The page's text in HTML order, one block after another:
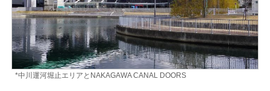
*中川運河堀止エリアとNAKAGAWA CANAL DOORS